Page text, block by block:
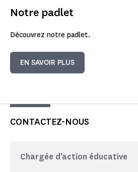
Notre padlet
Découvrez notre padlet.
EN SAVOIR PLUS
CONTACTEZ-NOUS
Chargée d'action éducative